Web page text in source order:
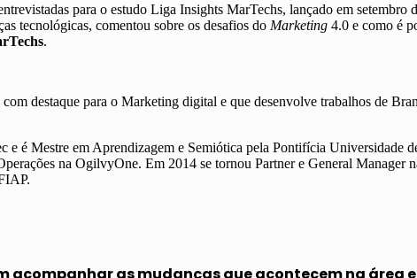
para o estudo Liga Insights MarTechs, lançado em setembro
tecnológicas, comentou sobre os desafios do Marketing 4.0 e como é
.
destaque para o Marketing digital e que desenvolve trabalhos de
é Mestre em Aprendizagem e Semiótica pela Pontifícia Universidade
na OgilvyOne. Em 2014 se tornou Partner e General Manager